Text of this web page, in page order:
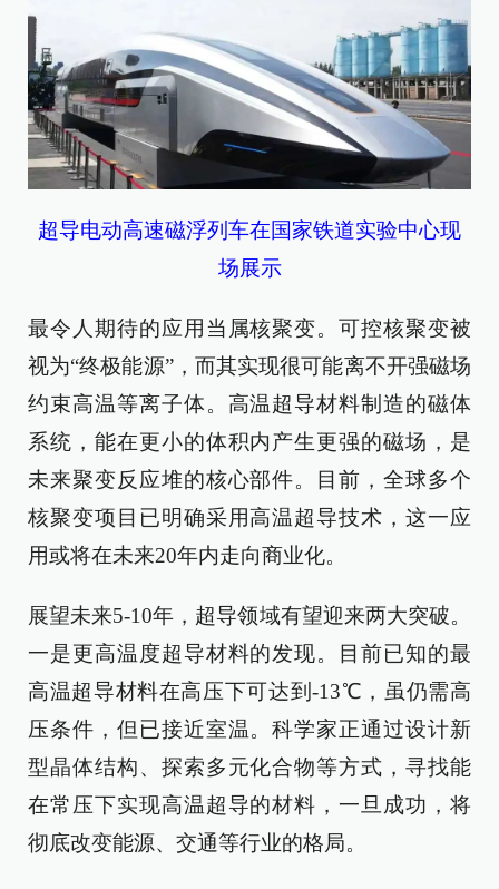
超导电动高速磁浮列车在国家铁道实验中心现
场展示
最令人期待的应用当属核聚变。可控核聚变被
视为“终极能源”，而其实现很可能离不开强磁场
约束高温等离子体。高温超导材料制造的磁体
系统，能在更小的体积内产生更强的磁场，是
未来聚变反应堆的核心部件。目前，全球多个
核聚变项目已明确采用高温超导技术，这一应
用或将在未来20年内走向商业化。
展望未来5-10年，超导领域有望迎来两大突破。
一是更高温度超导材料的发现。目前已知的最
高温超导材料在高压下可达到-13℃，虽仍需高
压条件，但已接近室温。科学家正通过设计新
型晶体结构、探索多元化合物等方式，寻找能
在常压下实现高温超导的材料，一旦成功，将
彻底改变能源、交通等行业的格局。